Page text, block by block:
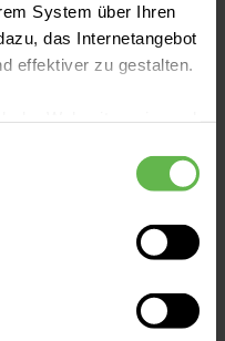
System über Ihren
das Internetangebot
effektiver zu gestalten.
mit nur den notwendigen
Auswahl
akzeptieren“ in die
kommt
wird, desto
Starke